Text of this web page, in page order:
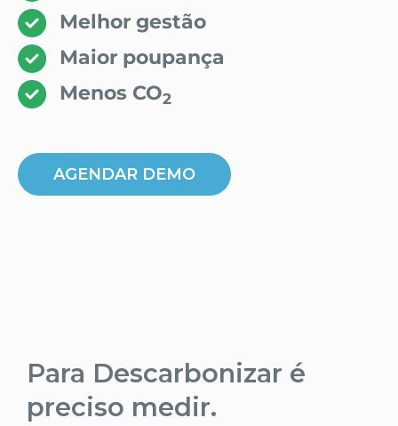
Melhor gestão
Maior poupança
Menos CO2
AGENDAR DEMO
Para Descarbonizar é
preciso medir.